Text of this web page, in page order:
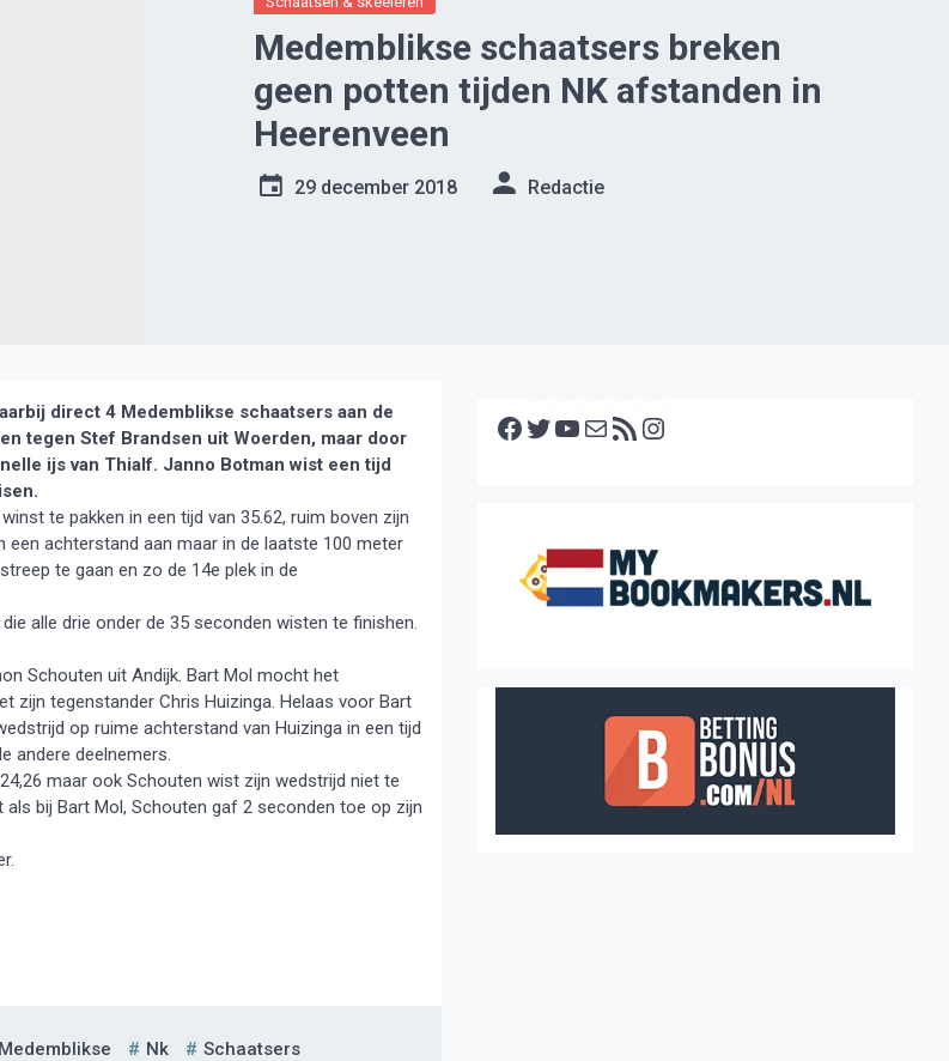
Medemblikse schaatsers breken
geen potten tijden NK afstanden in
Heerenveen
29 december 2018 Redactie
direct 4 Medemblikse schaatsers aan de
tegen Stef Brandsen uit Woerden, maar door
ijs van Thialf. Janno Botman wist een tijd
te pakken in een tijd van 35.62, ruim boven zijn
een achterstand aan maar in de laatste 100 meter
te gaan en zo de 14e plek in de
alle drie onder de 35 seconden wisten te finishen.
Schouten uit Andijk. Bart Mol mocht het
zijn tegenstander Chris Huizinga. Helaas voor Bart
op ruime achterstand van Huizinga in een tijd
andere deelnemers.
maar ook Schouten wist zijn wedstrijd niet te
bij Bart Mol, Schouten gaf 2 seconden toe op zijn
Medemblikse Nk Schaatsers
Facebook Twitter YouTube E-mail RSS feed